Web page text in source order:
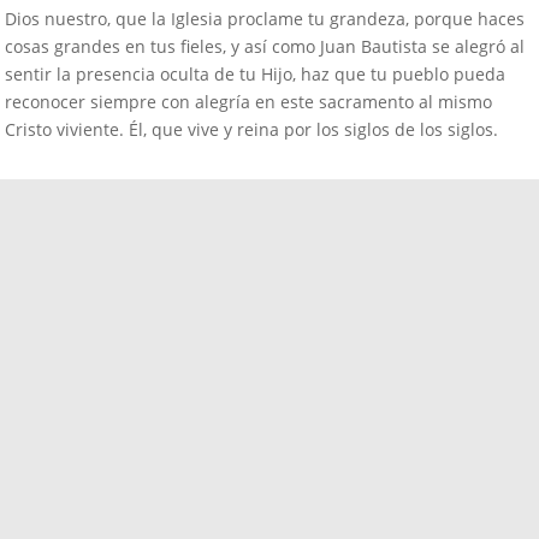
Dios nuestro, que la Iglesia proclame tu grandeza, porque haces
cosas grandes en tus fieles, y así como Juan Bautista se alegró al
sentir la presencia oculta de tu Hijo, haz que tu pueblo pueda
reconocer siempre con alegría en este sacramento al mismo
Cristo viviente. Él, que vive y reina por los siglos de los siglos.